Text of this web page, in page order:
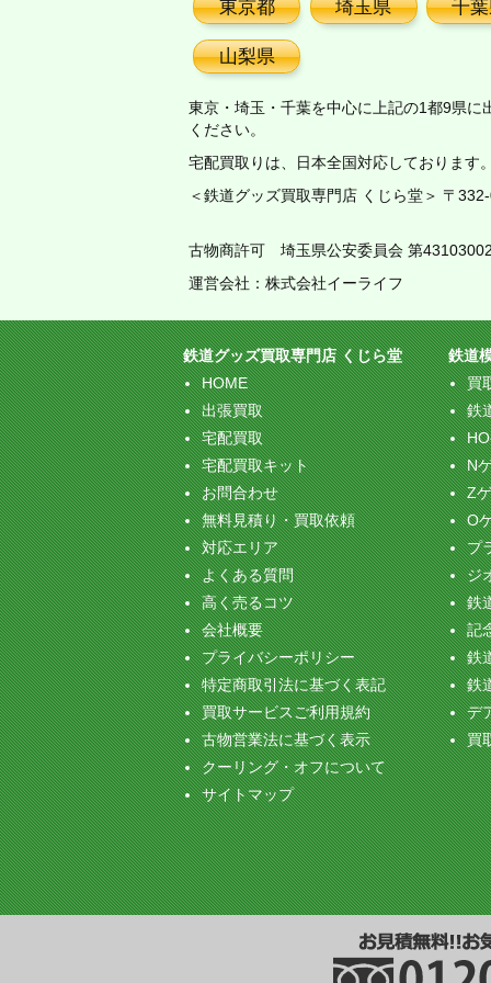
東京都 埼玉県 千
山梨県
東京・埼玉・千葉を中心に上記の1都9県に
ください。
宅配買取りは、日本全国対応しております
＜鉄道グッズ買取専門店 くじら堂＞ 〒
古物商許可 埼玉県公安委員会 第
運営会社：株式会社イーライフ
鉄道グッズ買取専門店 くじら堂
HOME
出張買取
宅配買取
宅配買取キット
お問合わせ
無料見積り・買取依頼
対応エリア
よくある質問
高く売るコツ
会社概要
プライバシーポリシー
特定商取引法に基づく表記
買取サービスご利用規約
古物営業法に基づく表示
クーリング・オフについて
サイトマップ
鉄道
買
鉄
N
Z
O
プ
ジ
鉄
記
鉄
鉄
デ
買